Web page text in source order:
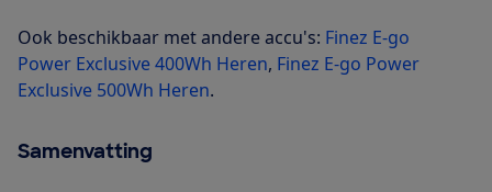
Ook beschikbaar met andere accu's: Finez E-go
Power Exclusive 400Wh Heren, Finez E-go Power
Exclusive 500Wh Heren.
Samenvatting